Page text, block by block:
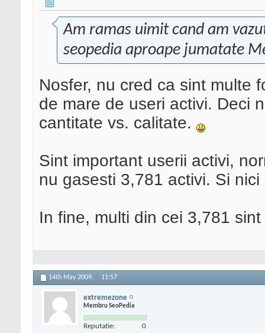
Am ramas uimit cand am
seopedia aproape jumatate
Nosfer, nu cred ca sint multe
de mare de useri activi. Deci
cantitate vs. calitate.
Sint important userii activi,
nu gasesti 3,781 activi. Si nici
In fine, multi din cei 3,781
14th May 2009, 11:57
extremezone
Membru SeoPedia
Reputatie: 0